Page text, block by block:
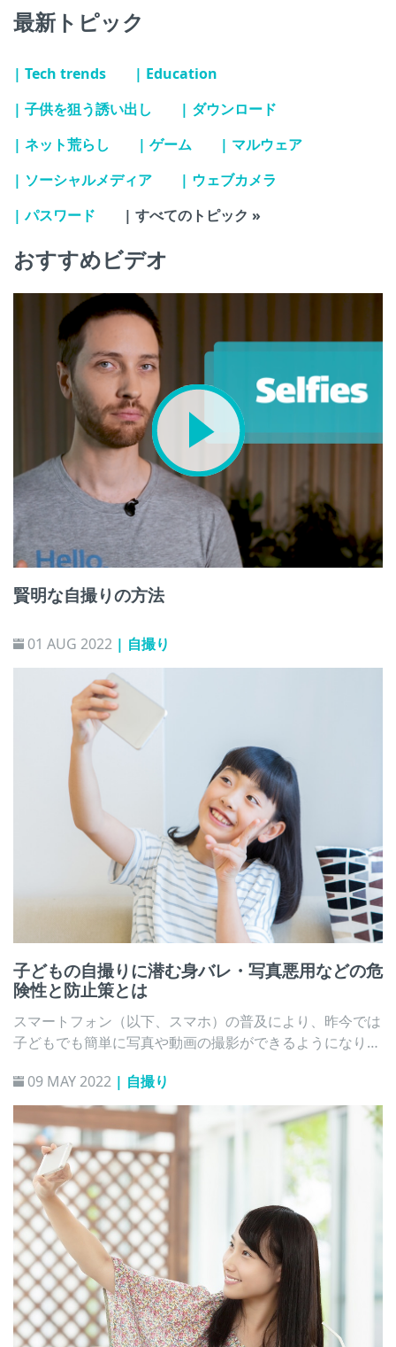
最新トピック
| Tech trends
| Education
| 子供を狙う誘い出し
| ダウンロード
| ネット荒らし
| ゲーム
| マルウェア
| ソーシャルメディア
| ウェブカメラ
| パスワード
| すべてのトピック »
おすすめビデオ
賢明な自撮りの方法
01 AUG 2022 | 自撮り
子どもの自撮りに潜む身バレ・写真悪用などの危
険性と防止策とは
スマートフォン（以下、スマホ）の普及により、昨今では
子どもでも簡単に写真や動画の撮影ができるようになりま
ー）と呼ばれる自身を被写体とした写真や動画の共有も盛
んに行われています。しかし、自撮りがきっかけで子ども
が事件や犯罪に巻き込まれるケースは後を絶ちません。本
記事では、子どもの自撮りに潜む危険と、その防止策を見
ていきます。
09 MAY 2022 | 自撮り